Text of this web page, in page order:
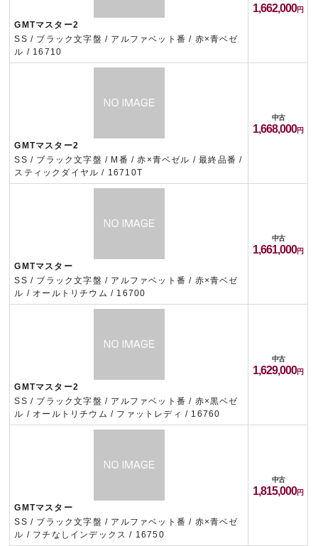
GMTマスター2
SS / ブラック文字盤 / アルファベット番 / 赤×青ベゼ
ル / 16710
1,662,000
GMTマスター2
SS / ブラック文字盤 / M番 / 赤×青ベゼル / 最終品番 /
スティックダイヤル / 16710T
中古
1,668,000
GMTマスター
SS / ブラック文字盤 / アルファベット番 / 赤×青ベゼ
ル / オールトリチウム / 16700
中古
1,661,000
GMTマスター2
SS / ブラック文字盤 / アルファベット番 / 赤×黒ベゼ
ル / オールトリチウム / ファットレディ / 16760
中古
1,629,000
GMTマスター
SS / ブラック文字盤 / アルファベット番 / 赤×青ベゼ
ル / フチなしインデックス / 16750
中古
1,815,000